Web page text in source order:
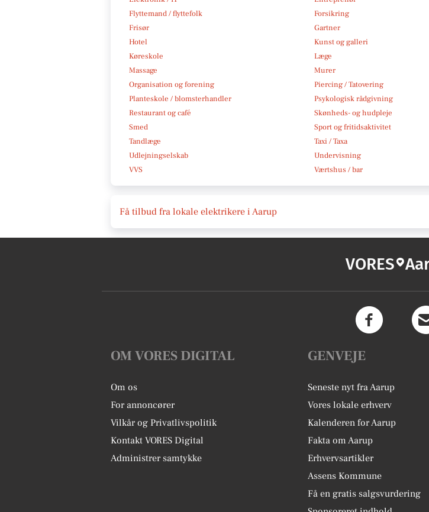
Flyttemand / flyttefolk
Forsikring
Frisør
Gartner
Hotel
Kunst og galleri
Køreskole
Læge
Massage
Murer
Organisation og forening
Piercing / Tatovering
Planteskole / blomsterhandler
Psykologisk rådgivning
Restaurant og café
Skønheds- og hudpleje
Smed
Sport og fritidsaktivitet
Tandlæge
Taxi / Taxa
Udlejningselskab
Undervisning
VVS
Værtshus / bar
Få tilbud fra lokale elektrikere i Aarup
VORES
OM VORES DIGITAL
Om os
For annoncører
Vilkår og Privatlivspolitik
Kontakt VORES Digital
Administrer samtykke
GENVEJE
Seneste nyt fra Aarup
Vores lokale erhverv
Kalenderen for Aarup
Fakta om Aarup
Erhvervsartikler
Assens Kommune
Få en gratis salgsvurdering